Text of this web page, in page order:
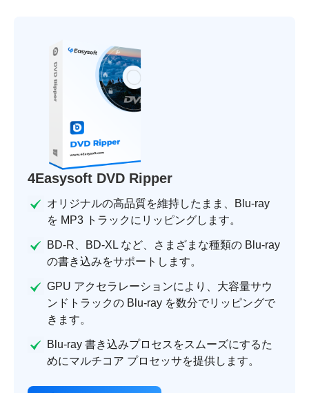
4Easysoft DVD Ripper
オリジナルの高品質を維持したまま、Blu-ray
を MP3 トラックにリッピングします。
BD-R、BD-XL など、さまざまな種類の Blu-ray
の書き込みをサポートします。
GPU アクセラレーションにより、大容量サウ
ンドトラックの Blu-ray を数分でリッピングで
きます。
Blu-ray 書き込みプロセスをスムーズにするた
めにマルチコア プロセッサを提供します。